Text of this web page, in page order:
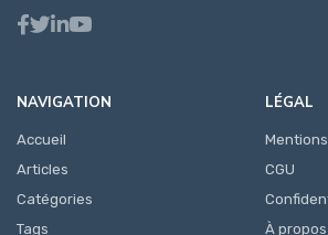
NAVIGATION
Accueil
Articles
Catégories
Tags
LÉGAL
CGU
À propos